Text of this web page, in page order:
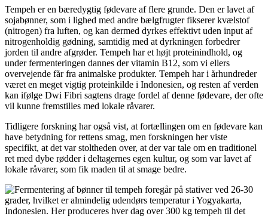
Tempeh er en bæredygtig fødevare af flere grunde. Den er lavet af
sojabønner, som i lighed med andre bælgfrugter fikserer kvælstof
(nitrogen) fra luften, og kan dermed dyrkes effektivt uden input af
nitrogenholdig gødning, samtidig med at dyrkningen forbedrer
jorden til andre afgrøder. Tempeh har et højt proteinindhold, og
under fermenteringen dannes der vitamin B12, som vi ellers
overvejende får fra animalske produkter. Tempeh har i århundreder
været en meget vigtig proteinkilde i Indonesien, og resten af verden
kan ifølge Dwi Fibri sagtens drage fordel af denne fødevare, der ofte
vil kunne fremstilles med lokale råvarer.
Tidligere forskning har også vist, at fortællingen om en fødevare kan
have betydning for rettens smag, men forskningen her viste
specifikt, at det var stoltheden over, at der var tale om en traditionel
ret med dybe rødder i deltagernes egen kultur, og som var lavet af
lokale råvarer, som fik maden til at smage bedre.